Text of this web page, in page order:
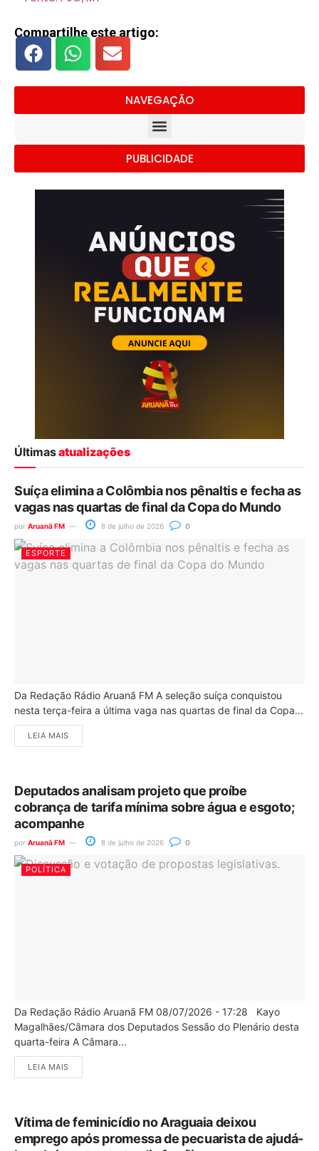
Compartilhe este artigo:
NAVEGAÇÃO
PUBLICIDADE
Últimasatualizações
Suíça elimina a Colômbia nos pênaltis e fecha as
vagas nas quartas de final da Copa do Mundo
por Aruanã FM 8 de julho de 2026 0
ESPORTE
Da Redação Rádio Aruanã FM A seleção suíça conquistou
nesta terça-feira a última vaga nas quartas de final da Copa...
LEIA MAIS
Deputados analisam projeto que proíbe
cobrança de tarifa mínima sobre água e esgoto;
acompanhe
por Aruanã FM 8 de julho de 2026 0
POLÍTICA
Da Redação Rádio Aruanã FM 08/07/2026 - 17:28 Kayo
Magalhães/Câmara dos Deputados Sessão do Plenário desta
quarta-feira A Câmara...
LEIA MAIS
Vítima de feminicídio no Araguaia deixou
emprego após promessa de pecuarista de ajudá-